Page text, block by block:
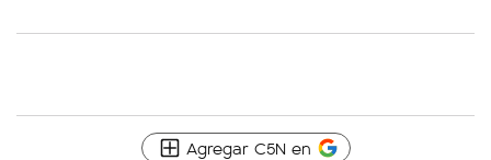
Agregar C5N en